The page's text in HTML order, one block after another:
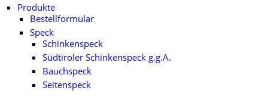
Produkte
Bestellformular
Speck
Schinkenspeck
Südtiroler Schinkenspeck g.g.A.
Bauchspeck
Seitenspeck